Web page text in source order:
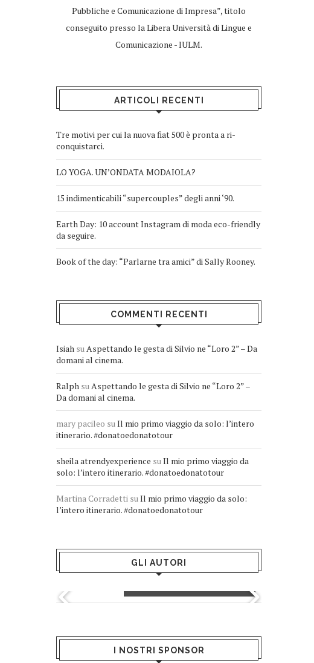
Pubbliche e Comunicazione di Impresa”, titolo
conseguito presso la Libera Università di Lingue e
Comunicazione - IULM.
ARTICOLI RECENTI
Tre motivi per cui la nuova fiat 500 è pronta a ri-
conquistarci.
LO YOGA. UN’ONDATA MODAIOLA?
15 indimenticabili “supercouples” degli anni ‘90.
Earth Day: 10 account Instagram di moda eco-friendly
da seguire.
Book of the day: “Parlarne tra amici” di Sally Rooney.
COMMENTI RECENTI
Isiah suAspettando le gesta di Silvio ne “Loro 2” – Da
domani al cinema.
Ralph suAspettando le gesta di Silvio ne “Loro 2” –
Da domani al cinema.
mary pacileo suIl mio primo viaggio da solo: l’intero
itinerario. #donatoedonatotour
sheila atrendyexperience suIl mio primo viaggio da
solo: l’intero itinerario. #donatoedonatotour
Martina Corradetti suIl mio primo viaggio da solo:
l’intero itinerario. #donatoedonatotour
GLI AUTORI
I NOSTRI SPONSOR